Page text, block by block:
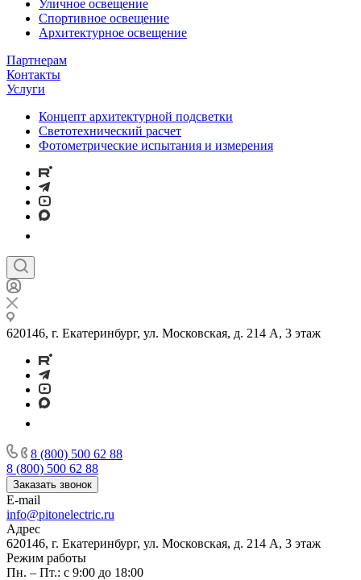
Уличное освещение
Спортивное освещение
Архитектурное освещение
Партнерам
Контакты
Услуги
Концепт архитектурной подсветки
Светотехнический расчет
Фотометрические испытания и измерения
620146, г. Екатеринбург, ул. Московская, д. 214 А, 3 этаж
8 (800) 500 62 88
8 (800) 500 62 88
Заказать звонок
E-mail
info@pitonelectric.ru
Адрес
620146, г. Екатеринбург, ул. Московская, д. 214 А, 3 этаж
Режим работы
Пн. – Пт.: с 9:00 до 18:00